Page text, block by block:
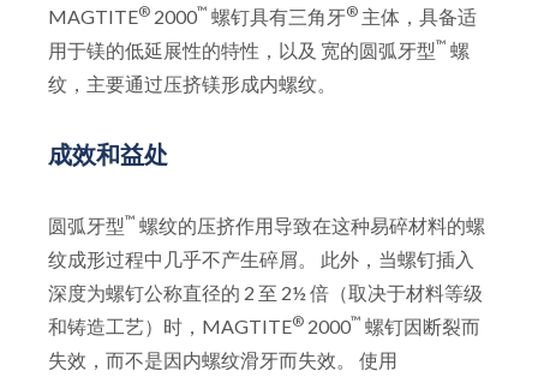
MAGTITE® 2000™ 螺钉具有三角牙® 主体，具备适
用于镁的低延展性的特性，以及 宽的圆弧牙型™ 螺
纹，主要通过压挤镁形成内螺纹。
成效和益处
圆弧牙型™ 螺纹的压挤作用导致在这种易碎材料的螺
纹成形过程中几乎不产生碎屑。 此外，当螺钉插入
深度为螺钉公称直径的 2 至 2½ 倍（取决于材料等级
和铸造工艺）时，MAGTITE® 2000™ 螺钉因断裂而
失效，而不是因内螺纹滑牙而失效。 使用